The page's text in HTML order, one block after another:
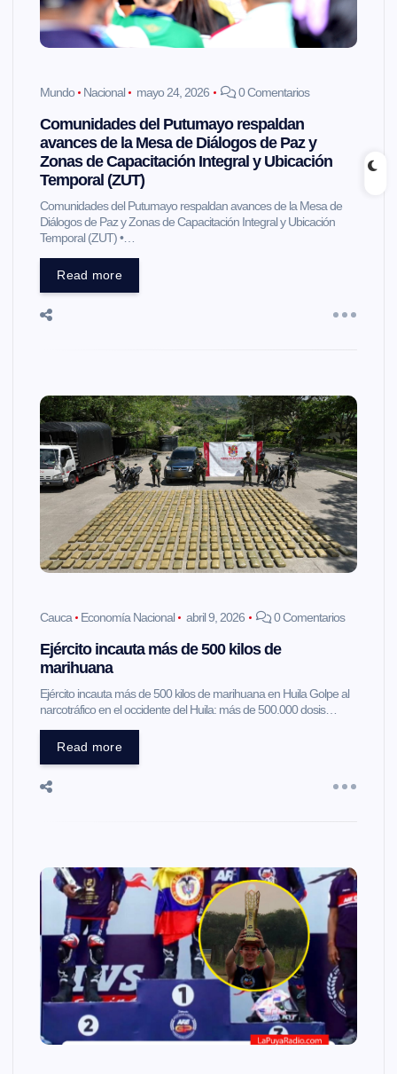
Mundo Nacional mayo 24, 2026 0 Comentarios
Comunidades del Putumayo respaldan
avances de la Mesa de Diálogos de Paz y
Zonas de Capacitación Integral y Ubicación
Temporal (ZUT)
Comunidades del Putumayo respaldan avances de la Mesa de
Diálogos de Paz y Zonas de Capacitación Integral y Ubicación
Temporal (ZUT) •…
Read more
Cauca Economía Nacional abril 9, 2026 0 Comentarios
Ejército incauta más de 500 kilos de
marihuana
Ejército incauta más de 500 kilos de marihuana en Huila Golpe al
narcotráfico en el occidente del Huila: más de 500.000 dosis…
Read more